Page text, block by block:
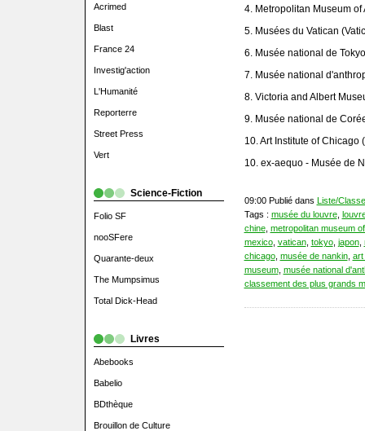
Acrimed
Blast
France 24
Investig'action
L'Humanité
Reporterre
Street Press
Vert
Science-Fiction
Folio SF
nooSFere
Quarante-deux
The Mumpsimus
Total Dick-Head
Livres
Abebooks
Babelio
BDthèque
Brouillon de Culture
4. Metropolitan Museum
5. Musées du Vatican
6. Musée national de
7. Musée national
8. Victoria and Albert
9. Musée national de
10. Art Institute of
10. ex-aequo - Musée de
09:00 Publié dans Liste/
Tags : musée du louvre,
chine, metropolitan museum
mexico, vatican, tokyo, japon,
chicago, musée de nankin, art
museum, musée national
classement des plus grands